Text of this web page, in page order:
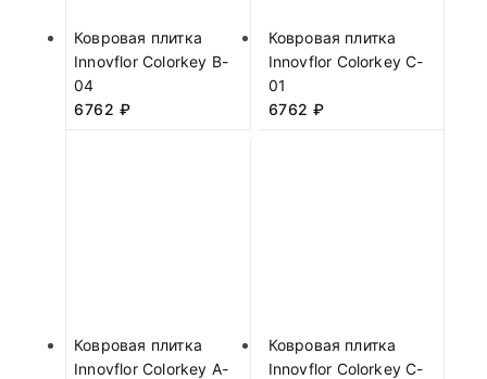
Ковровая плитка
Innovflor Colorkey B-
04
6762 ₽
Ковровая плитка
Innovflor Colorkey C-
01
6762 ₽
Ковровая плитка
Innovflor Colorkey A-
Ковровая плитка
Innovflor Colorkey C-